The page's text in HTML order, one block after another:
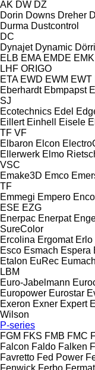
AK DW DZ
Dorin Downs Dreher
Durma Dustcontrol
DC
Dynajet Dynamic
ELB EMA EMDE EMK
LHF ORIGO
ETA EWD EWM EWT
Eberhardt Ebmpapst
SJ
Ecotechnics Edel
Eillert Einhell Eisele
TF VF
Elbaron Elcon
Ellerwerk Elmo
VSC
Emake3D Emco
TF
Emmegi Empero Enco
ESE EZG
Enerpac Enerpat
SureColor
Ercolina Ergomat Erlo
Esco Esmach Espera
Etalon EuRec Eumach
LBM
Euro-Jabelmann
Europower Eurostar
Exeron Exner Expert
Wilson
P-series
FGM FKS FMB FMC
Falcon Faldo Falken
Favretto Fed Power
Fenwick Ferbo Fermat